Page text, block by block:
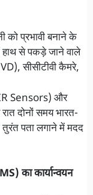
को प्रभावी बनाने के
से पकड़े जाने वाले
सीसीटीवी कैमरे,
Sensors) और
दोनों समय भारत-
तुरंत पता लगाने में मदद
का कार्यान्वयन